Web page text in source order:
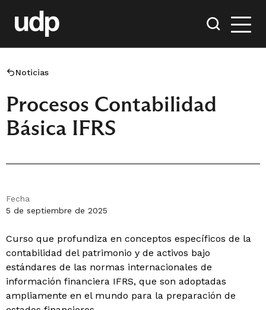
Noticias
Procesos Contabilidad
Básica IFRS
Fecha
5 de septiembre de 2025
Curso que profundiza en conceptos específicos de la
contabilidad del patrimonio y de activos bajo
estándares de las normas internacionales de
información financiera IFRS, que son adoptadas
ampliamente en el mundo para la preparación de